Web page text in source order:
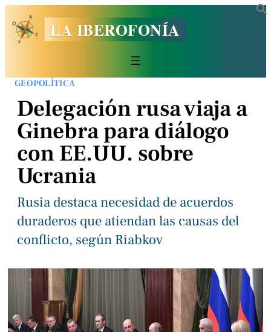
LA IBEROFONÍA
GEOPOLÍTICA
Delegación rusa viaja a
Ginebra para diálogo
con EE.UU. sobre
Ucrania
Rusia destaca necesidad de acuerdos
duraderos que atiendan las causas del
conflicto, según Riabkov